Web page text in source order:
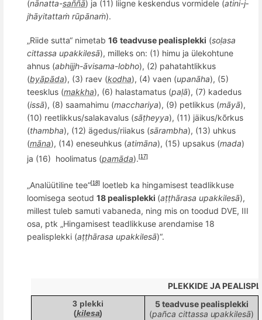
(nānatta-saññā) ja (11) liigne keskendus vormidele (ati­ni-j­
jhā­yi­tat­taṁ rūpānaṁ).
„Riide sutta“ nimetab 16 teadvuse pealisplekki (soḷasa
cittassa upakkilesā), milleks on: (1) himu ja ülekohtune
ahnus (abhij­jh-ā­visama­-lobho), (2) pahatahtlikkus
(byāpāda), (3) raev (kodha), (4) vaen (upanāha), (5)
teesklus (makkha), (6) halastamatus (paḷā), (7) kadedus
(issā), (8) saamahimu (macchariya), (9) petlikkus (māyā),
(10) reetlikkus/salakavalus (sāṭheyya), (11) jäikus/kõrkus
(thambha), (12) ägedus/riiakus (sārambha), (13) uhkus
(māna), (14) eneseuhkus (atimāna), (15) upsakus (mada)
ja (16) hoolimatus (pamāda). [17]
„Analüütiline tee“[18]
loetleb ka hingamisest teadlikkuse
loomisega seotud 18pealisplekki (aṭṭhārasa upakkilesā),
millest tuleb samuti vabaneda, ning mis on toodud DVE, III
osa, ptk „Hingamisest teadlikkuse arendamise 18
pealisplekki (aṭṭhārasa upakkilesā)“.
PLEKKIDE JA
3 plekki
(kilesa)
5 teadvuse pealisplekki
(pañca cittassa upakkilesā)